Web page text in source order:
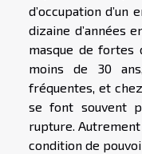
d’occupation
dizaine d’années
masque de fortes
moins de 30
fréquentes, et
se font souvent
rupture.
condition de